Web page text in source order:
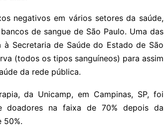
negativos em vários setores da saúde,
de sangue de São Paulo. Uma das
à Secretaria de Saúde do Estado de São
(todos os tipos sanguíneos) para assim
da rede pública.
da Unicamp, em Campinas, SP, foi
doadores na faixa de 70% depois da
50%.